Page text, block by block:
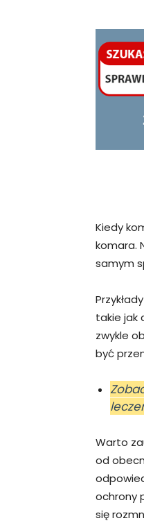
Kiedy
komara.
samym
takie jak
zwykle
być
Warto
od
ochrony
się